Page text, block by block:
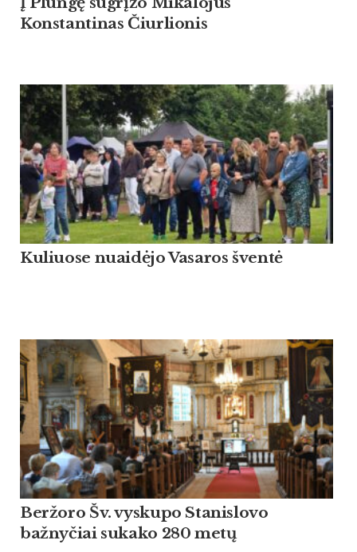
Konstantinas Čiurlionis
Kuliuose nuaidėjo Vasaros šventė
Beržoro Šv. vyskupo Stanislovo
bažnyčiai sukako 280 metų